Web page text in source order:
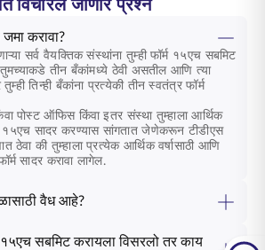
विचारले जाणारे प्रश्न
करावा?
सर्व वैयक्तिक संस्थांना तुम्ही फॉर्म १५एच सबमिट
तुमच्याकडे तीन बँकांमध्ये ठेवी असतील आणि त्या
तिन्ही बँकांना प्रत्येकी तीन स्वतंत्र फॉर्म
पोस्ट ऑफिस किंवा इतर संस्था तुम्हाला आर्थिक
१५एच सादर करण्यास सांगतात जेणेकरून टीडीएस
ठेवा की तुम्हाला प्रत्येक आर्थिक वर्षासाठी आणि
सादर करावा लागेल.
वैध आहे?
१५एच सबमिट करायला विसरलो तर काय